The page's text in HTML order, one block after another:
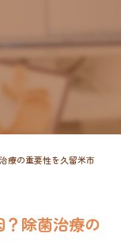
療の重要性を久留米市
除菌治療の